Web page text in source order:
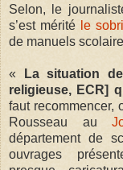
Selon, le
s’est mérité le
de manuels
«
La situation
religieuse, ECR]
faut recommencer,
Rousseau au
département de
ouvrages